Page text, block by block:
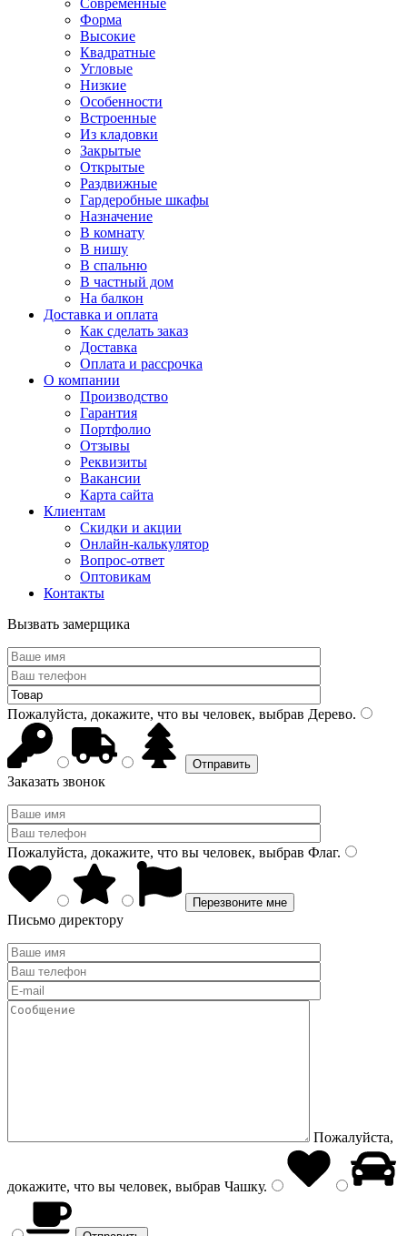
Современные
Форма
Высокие
Квадратные
Угловые
Низкие
Особенности
Встроенные
Из кладовки
Закрытые
Открытые
Раздвижные
Гардеробные шкафы
Назначение
В комнату
В нишу
В спальню
В частный дом
На балкон
Доставка и оплата
Как сделать заказ
Доставка
Оплата и рассрочка
О компании
Производство
Гарантия
Портфолио
Отзывы
Реквизиты
Вакансии
Карта сайта
Клиентам
Скидки и акции
Онлайн-калькулятор
Вопрос-ответ
Оптовикам
Контакты
Вызвать замерщика
Пожалуйста, докажите, что вы человек, выбрав Дерево.
Заказать звонок
Пожалуйста, докажите, что вы человек, выбрав Флаг.
Письмо директору
Пожалуйста,
докажите, что вы человек, выбрав Чашку.